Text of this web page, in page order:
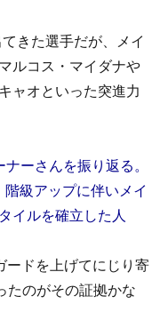
きた選手だが、メイ
ルコス・マイダナや
ャオといった突進力
ーさんを振り返る。
級アップに伴いメイ
イルを確立した人
ードを上げてにじり寄
たのがその証拠かな